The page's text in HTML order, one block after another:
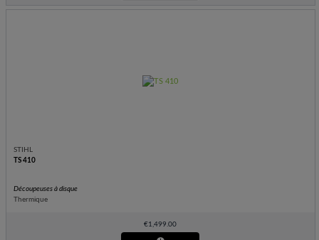
STIHL
TS 410
Découpeuses à disque
Thermique
€1,499.00